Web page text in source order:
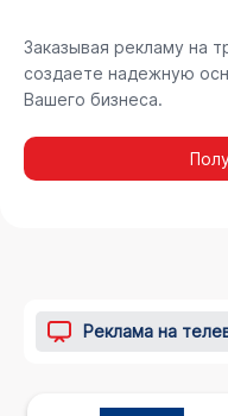
Заказывая рекламу на
создаете надежную
Вашего бизнеса.
Реклама на